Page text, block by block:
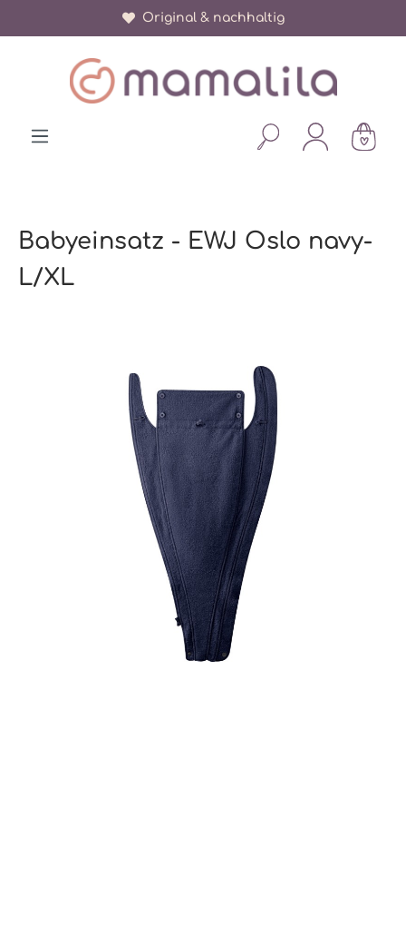
Original & nachhaltig
Babyeinsatz - EWJ Oslo navy-
L/XL